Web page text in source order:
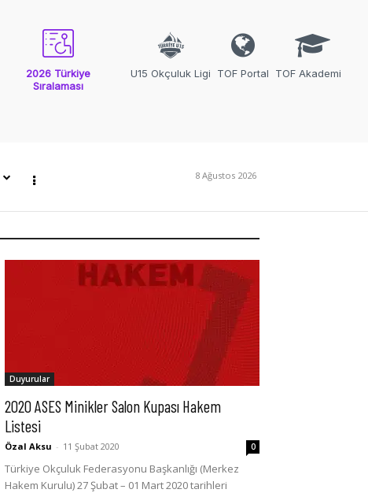
2026 Türkiye
Sıralaması
U15 Okçuluk Ligi TOF Portal TOF Akademi
8 Ağustos 2026
Duyurular
2020 ASES Minikler Salon Kupası Hakem
Listesi
Özal Aksu - 11 Şubat 2020 0
Türkiye Okçuluk Federasyonu Başkanlığı (Merkez
Hakem Kurulu) 27 Şubat – 01 Mart 2020 tarihleri